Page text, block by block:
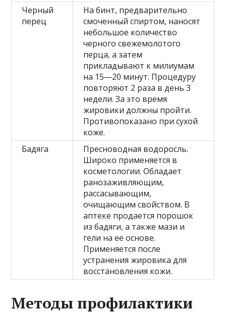
Черный
перец
На бинт, предварительно
смоченный спиртом, наносят
небольшое количество
черного свежемолотого
перца, а затем
прикладывают к милиумам
на 15―20 минут. Процедуру
повторяют 2 раза в день 3
недели. За это время
жировики должны пройти.
Противопоказано при сухой
коже.
Бадяга
Пресноводная водоросль.
Широко применяется в
косметологии. Обладает
ранозаживляющим,
рассасывающим,
очищающим свойством. В
аптеке продается порошок
из бадяги, а также мази и
гели на ее основе.
Применяется после
устранения жировика для
восстановления кожи.
Методы профилактики